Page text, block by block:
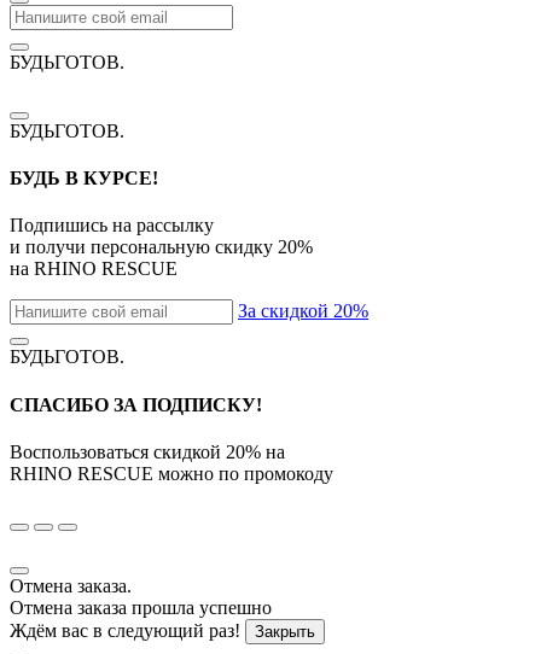
БУДЬГОТОВ.
БУДЬГОТОВ.
БУДЬ В КУРСЕ!
Подпишись на рассылку
и получи персональную скидку 20%
на RHINO RESCUE
За скидкой 20%
БУДЬГОТОВ.
СПАСИБО ЗА ПОДПИСКУ!
Воспользоваться скидкой 20% на
RHINO RESCUE можно по промокоду
Отмена заказа.
Отмена заказа прошла успешно
Ждём вас в следующий раз!
Закрыть